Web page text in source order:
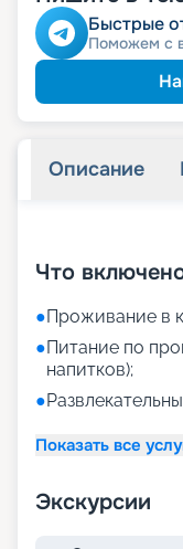
Быстрые
Поможем с
Описание
Что
●Проживание в
●Питание по
напитков);
●
Показать все
Экскурсии